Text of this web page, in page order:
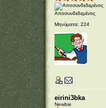
Αποσυνδεδεμένος
Μηνύματα: 224
eirini3bka
Newbie